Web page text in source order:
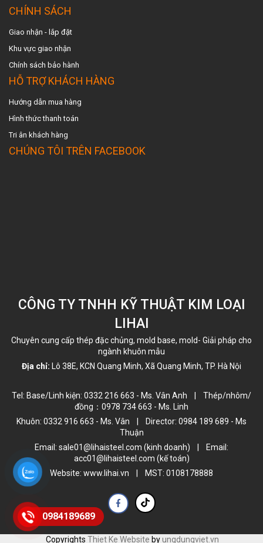
CHÍNH SÁCH
Giao nhận - lắp đặt
Khu vực giao nhận
Chính sách bảo hành
HỖ TRỢ KHÁCH HÀNG
Hướng dẫn mua hàng
Hình thức thanh toán
Tri ân khách hàng
CHÚNG TÔI TRÊN FACEBOOK
CÔNG TY TNHH KỸ THUẬT KIM LOẠI
LIHAI
Chuyên cung cấp thép đặc chủng, mold base, mold- Giải pháp cho
ngành khuôn mẫu
Địa chỉ:
Lô 38E, KCN Quang Minh, Xã Quang Minh, TP. Hà Nội
Tel: Base/Linh kiện: 0332 216 663 - Ms. Vân Anh | Thép/nhôm/
đồng：0978 734 663 - Ms. Linh
Khuôn: 0332 916 663 - Ms. Vân | Director: 0984 189 689 - Ms
Thuận
Email: sale01@lihaisteel.com (kinh doanh) | Email:
acc01@lihaisteel.com (kế toán)
Website: www.lihai.vn | MST: 0108178888
Copyrights Thiet Ke Website byungdungviet.vn
0984189689